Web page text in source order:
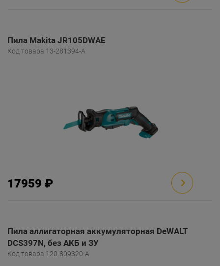
Пила Makita JR105DWAE
Код товара 13-281394-A
17959 ₽
Пила аллигаторная аккумуляторная DeWALT
DCS397N, без АКБ и ЗУ
Код товара 120-809320-A